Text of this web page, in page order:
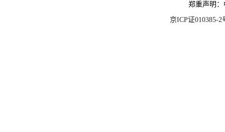
郑重声明
京ICP证010385-2